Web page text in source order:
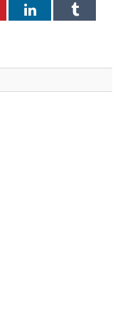
LinkedInTumblr